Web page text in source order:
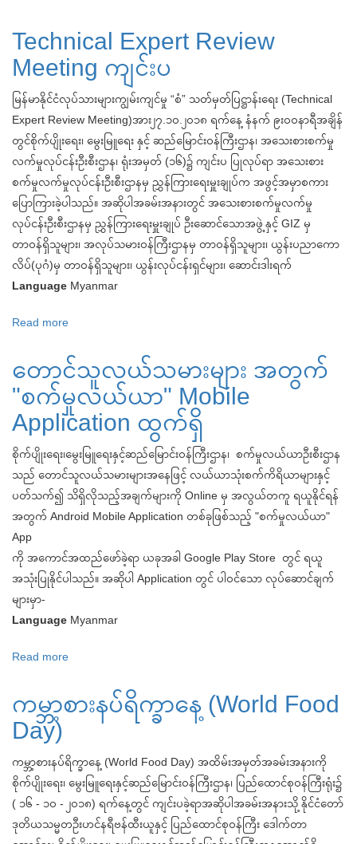
Technical Expert Review
Meeting ကျင်းပ
မြန်မာနိုင်ငံလုပ်သားများကျွမ်းကျင်မှု “စံ” သတ်မှတ်ပြဋ္ဌာန်းရေး (Technical
Expert Review Meeting)အား၂၇.၁၀.၂၀၁၈ ရက်နေ့ နံနက် ၉း၀၀နာရီအချိန်
တွင်စိုက်ပျိုးရေး၊ မွေးမြူရေး နှင့် ဆည်မြောင်းဝန်ကြီးဌာန၊ အသေးစားစက်မှု
လက်မှုလုပ်ငန်းဦးစီးဌာန၊ ရုံးအမှတ် (၁၆)၌ ကျင်းပ ပြုလုပ်ရာ အသေးစား
စက်မှုလက်မှုလုပ်ငန်းဦးစီးဌာနမှ ညွှန်ကြားရေးမှူးချုပ်က အဖွင့်အမှာစကား
ပြောကြားခဲ့ပါသည်။ အဆိုပါအခမ်းအနားတွင် အသေးစားစက်မှုလက်မှု
လုပ်ငန်းဦးစီးဌာနမှ ညွှန်ကြားရေးမှူးချုပ် ဦးဆောင်သောအဖွဲ့နှင့် GIZ မှ
တာဝန်ရှိသူများ၊ အလုပ်သမားဝန်ကြီးဌာနမှ တာဝန်ရှိသူများ၊ ယွန်းပညာကော
လိပ်(ပုဂံ)မှ တာဝန်ရှိသူများ၊ ယွန်းလုပ်ငန်းရှင်များ၊ ဆောင်းဒါးရက်
Language Myanmar
Read more
Expert
Review
Meeting
ကျင်းပ
တောင်သူလယ်သမားများ အတွက်
"စက်မှုလယ်ယာ" Mobile
Application ထွက်ရှိ
စိုက်ပျိုးရေး၊မွေးမြူရေးနှင့်ဆည်မြောင်းဝန်ကြီးဌာန၊ စက်မှုလယ်ယာဦးစီးဌာန
သည် တောင်သူလယ်သမားများအနေဖြင့် လယ်ယာသုံးစက်ကိရိယာများနှင့်
ပတ်သက်၍ သိရှိလိုသည့်အချက်များကို Online မှ အလွယ်တကူ ရယူနိုင်ရန်
အတွက် Android Mobile Application တစ်ခုဖြစ်သည့် "စက်မှုလယ်ယာ"
App
ကို အကောင်အထည်ဖော်ခဲ့ရာ ယခုအခါ Google Play Store တွင် ရယူ
အသုံးပြုနိုင်ပါသည်။ အဆိုပါ Application တွင် ပါဝင်သော လုပ်ဆောင်ချက်
များမှာ-
Language Myanmar
Read more
များ
Mobile
Application
ထွက်
ရှိ
ကမ္ဘာ့စားနပ်ရိက္ခာနေ့ (World Food
Day)
ကမ္ဘာ့စားနပ်ရိက္ခာနေ့ (World Food Day) အထိမ်းအမှတ်အခမ်းအနားကို
စိုက်ပျိုးရေး၊ မွေးမြူရေးနှင့်ဆည်မြောင်းဝန်ကြီးဌာန၊ ပြည်ထောင်စုဝန်ကြီးရုံး၌
( ၁၆ - ၁၀ - ၂၀၁၈) ရက်နေ့တွင် ကျင်းပခဲ့ရာအဆိုပါအခမ်းအနားသို့ နိုင်ငံတော်
ဒုတိယသမ္မတဦးဟင်နရီဗန်ထီးယူနှင့် ပြည်ထောင်စုဝန်ကြီး ဒေါက်တာ